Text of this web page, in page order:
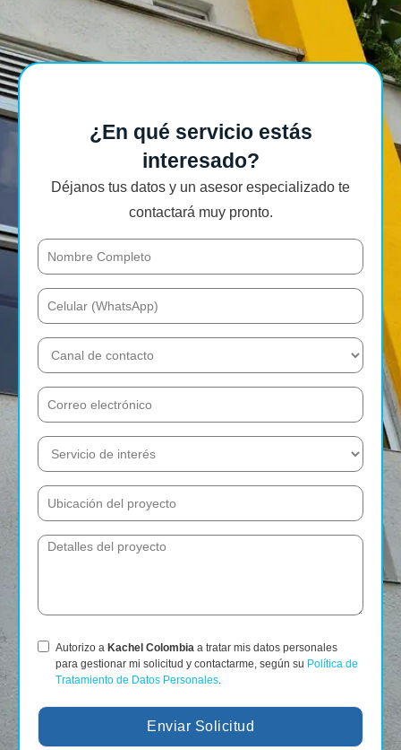
¿En qué servicio estás
interesado?
Déjanos tus datos y un asesor especializado te
contactará muy pronto.
Autorizo a Kachel Colombia a tratar mis datos personales
para gestionar mi solicitud y contactarme, según su Política de
Tratamiento de Datos Personales
Enviar Solicitud